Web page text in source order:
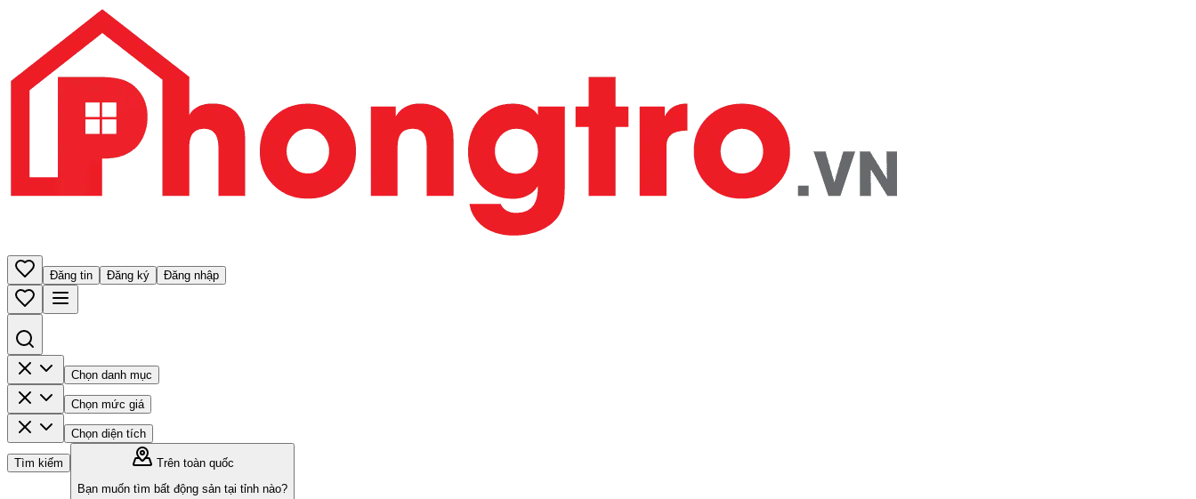
Đăng tin Đăng ký Đăng nhập
Chọn danh mục
Chọn mức giá
Chọn diện tích
Tìm kiếm
Trên toàn quốc
Bạn muốn tìm bất động sản tại tỉnh nào?